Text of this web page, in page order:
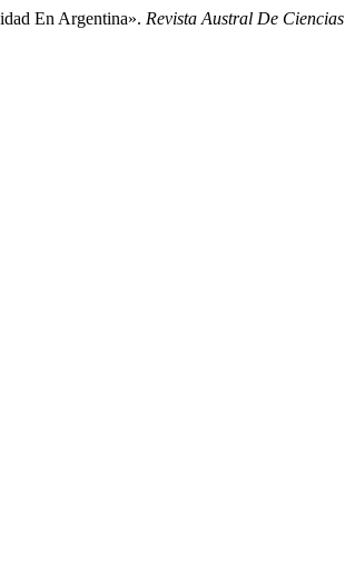
En Argentina». Revista Austral De Ciencias